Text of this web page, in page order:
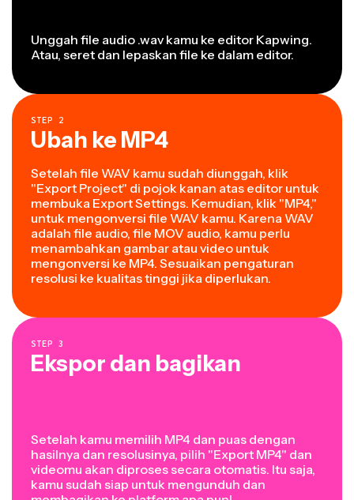
Unggah file audio .wav kamu ke editor Kapwing.
Atau, seret dan lepaskan file ke dalam editor.
STEP 2
Ubah ke MP4
Setelah file WAV kamu sudah diunggah, klik
"Export Project" di pojok kanan atas editor untuk
membuka Export Settings. Kemudian, klik "MP4,"
untuk mengonversi file WAV kamu. Karena WAV
adalah file audio, file MOV audio, kamu perlu
menambahkan gambar atau video untuk
mengonversi ke MP4. Sesuaikan pengaturan
resolusi ke kualitas tinggi jika diperlukan.
STEP 3
Ekspor dan bagikan
Setelah kamu memilih MP4 dan puas dengan
hasilnya dan resolusinya, pilih "Export MP4" dan
videomu akan diproses secara otomatis. Itu saja,
kamu sudah siap untuk mengunduh dan